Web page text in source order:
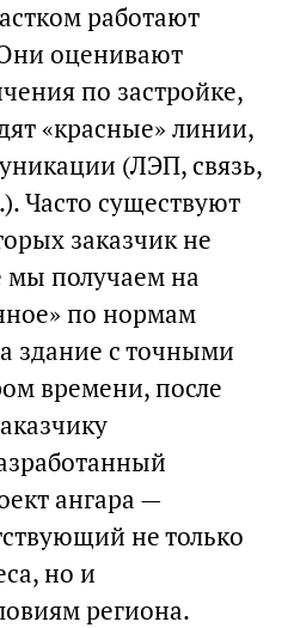
работают
оценивают
по застройке,
«красные» линии,
(ЛЭП, связь,
Часто существуют
заказчик не
мы получаем на
по нормам
здание с точными
времени, после
ангара —
не только
но и
региона.